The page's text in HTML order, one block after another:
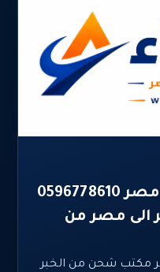
شركة شحن من الخبر الي مصر 0596778610
الى مصر من
مكتب شحن من الخبر